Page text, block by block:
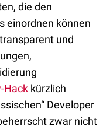
die den
einordnen können
und
Hack kürzlich
Developer
zwar nicht